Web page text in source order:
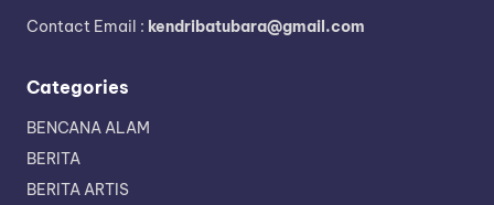
Contact Email : kendribatubara@gmail.com
Categories
BENCANA ALAM
BERITA
BERITA ARTIS